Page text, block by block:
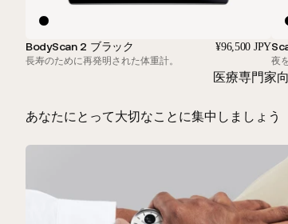
医療専門家
BodyScan 2 ブラック ¥96,500 JPY
長寿のために再発明された体重計。 夜
あなたにとって大切なことに集中しましょう